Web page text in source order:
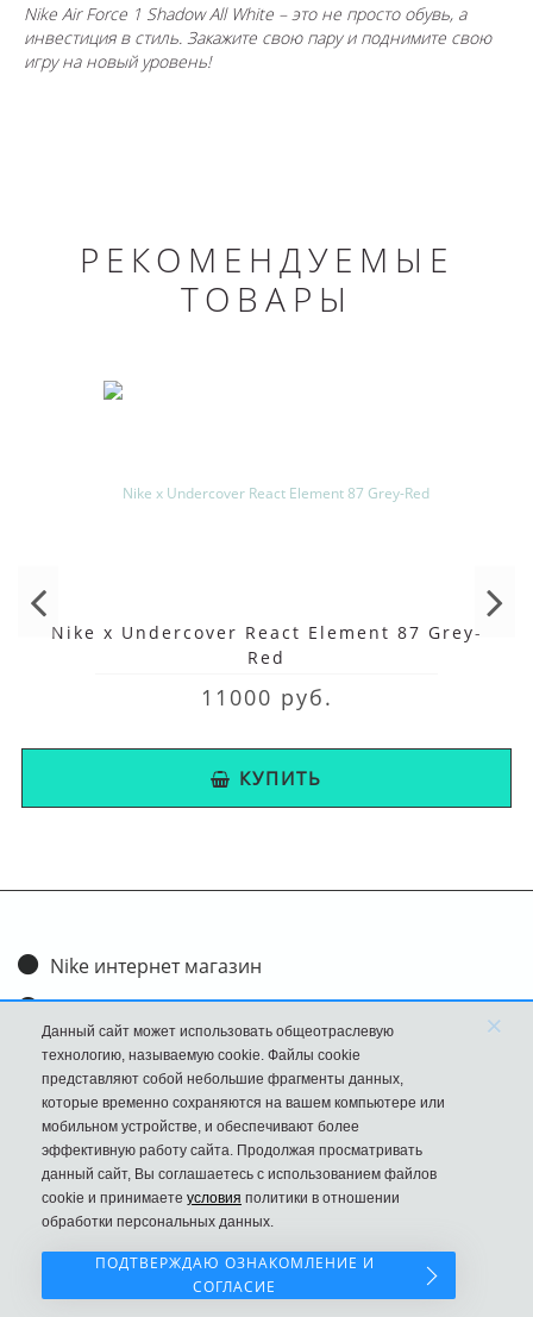
Nike Air Force 1 Shadow All White – это не просто обувь, а
инвестиция в стиль. Закажите свою пару и поднимите свою
игру на новый уровень!
РЕКОМЕНДУЕМЫЕ
ТОВАРЫ
Nike x Undercover React Element 87 Grey-
Red
11000 руб.
КУПИТЬ
Nike интернет магазин
Доставка и оплата
Обмен и возврат
Размеры
FAQ
Новости
Политика Конфиденциальности
Наш сайт НЕ является официальным сайтом Nike
Данный сайт может использовать общеотраслевую
технологию, называемую cookie. Файлы cookie
представляют собой небольшие фрагменты данных,
которые временно сохраняются на вашем компьютере или
мобильном устройстве, и обеспечивают более
эффективную работу сайта. Продолжая просматривать
данный сайт, Вы соглашаетесь с использованием файлов
cookie и принимаете условия политики в отношении
обработки персональных данных.
×
ПОДТВЕРЖДАЮ ОЗНАКОМЛЕНИЕ И
СОГЛАСИЕ